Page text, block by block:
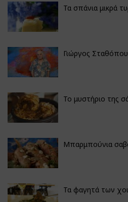
Τα σπάνια μικρά
Γιώργος
Το μυστήριο της
Μπαρμπούνια
Τα φαγητά των